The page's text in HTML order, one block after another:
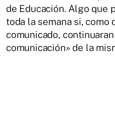
de Educación. Algo que
toda la semana si, como
comunicado,
comunicación» de la